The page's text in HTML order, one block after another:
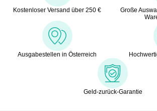
Kostenloser Versand über 250 €
Große
Ausgabestellen in Österreich
Geld-zurück-Garantie